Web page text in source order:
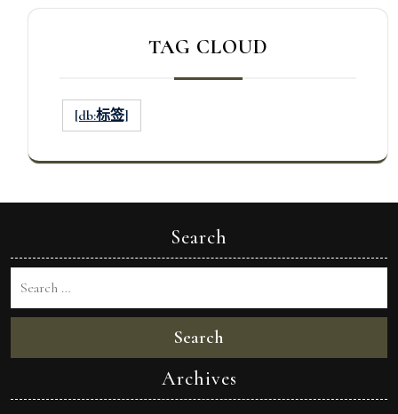
TAG CLOUD
[db:标签]
Search
Search
Archives